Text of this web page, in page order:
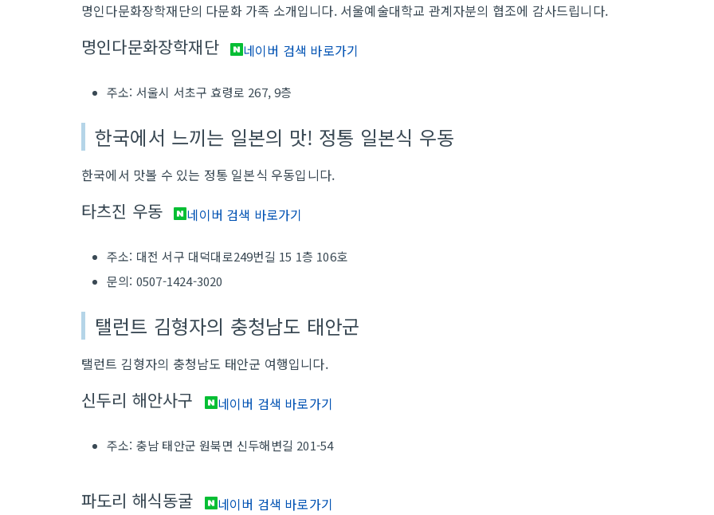
명인다문화장학재단의 다문화 가족 소개입니다. 서울예술대학교 관계자분의 협조에 감사드립니다.
명인다문화장학재단 네이버 검색 바로가기
주소: 서울시 서초구 효령로 267, 9층
한국에서 느끼는 일본의 맛! 정통 일본식 우동
한국에서 맛볼 수 있는 정통 일본식 우동입니다.
타츠진 우동 네이버 검색 바로가기
주소: 대전 서구 대덕대로249번길 15 1층 106호
문의: 0507-1424-3020
탤런트 김형자의 충청남도 태안군
탤런트 김형자의 충청남도 태안군 여행입니다.
신두리 해안사구 네이버 검색 바로가기
주소: 충남 태안군 원북면 신두해변길 201-54
파도리 해식동굴 네이버 검색 바로가기